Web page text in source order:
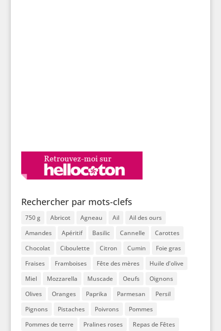
Rechercher par mots-clefs
750 g Abricot Agneau Ail
Ail des ours
Amandes
Apéritif Basilic Cannelle
Carottes
Chocolat
Ciboulette Citron Cumin
Foie gras
Fraises
Framboises Fête des mères
Huile d'olive
Miel
Mozzarella Muscade Oeufs
Oignons
Olives
Oranges Paprika Parmesan
Persil
Pignons
Pistaches Poivrons
Pommes
Pommes de terre
Pralines roses
Repas de Fêtes